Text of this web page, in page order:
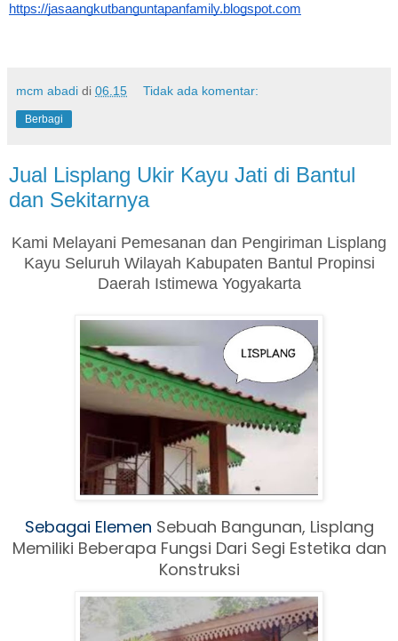
https://jasaangkutbanguntapanfamily.blogspot.com
mcm abadi di 06.15 Tidak ada komentar:
Berbagi
Jual Lisplang Ukir Kayu Jati di Bantul
dan Sekitarnya
Kami Melayani Pemesanan dan Pengiriman Lisplang
Kayu Seluruh Wilayah Kabupaten Bantul Propinsi
Daerah Istimewa Yogyakarta
Sebagai Elemen Sebuah Bangunan, Lisplang
Memiliki Beberapa Fungsi Dari Segi Estetika dan
Konstruksi